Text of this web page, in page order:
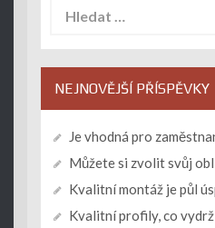
NEJNOVĚJŠÍ PŘÍSPĚVKY
Je vhodná pro
Můžete si zvolit svůj
Kvalitní montáž je půl
Kvalitní profily, co